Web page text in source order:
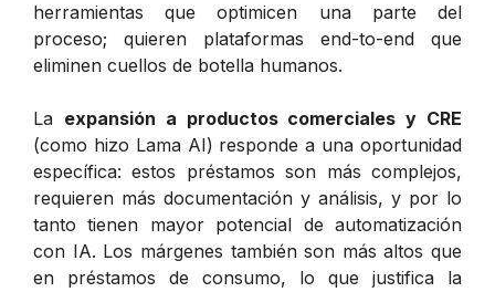
herramientas que optimicen una parte del
proceso; quieren plataformas end-to-end que
eliminen cuellos de botella humanos.
La expansión a productos comerciales y CRE
(como hizo Lama AI) responde a una oportunidad
específica: estos préstamos son más complejos,
requieren más documentación y análisis, y por lo
tanto tienen mayor potencial de automatización
con IA. Los márgenes también son más altos que
en préstamos de consumo, lo que justifica la